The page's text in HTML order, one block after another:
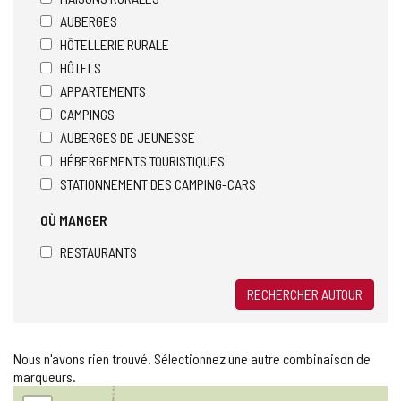
AUBERGES
HÔTELLERIE RURALE
HÔTELS
APPARTEMENTS
CAMPINGS
AUBERGES DE JEUNESSE
HÉBERGEMENTS TOURISTIQUES
STATIONNEMENT DES CAMPING-CARS
OÙ MANGER
RESTAURANTS
RECHERCHER AUTOUR
Nous n'avons rien trouvé. Sélectionnez une autre combinaison de
marqueurs.
Sauter